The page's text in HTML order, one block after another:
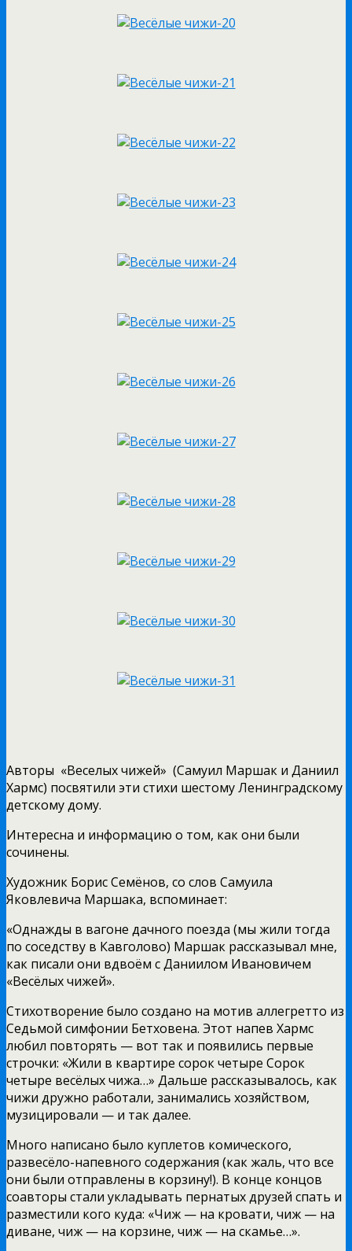
Авторы «Веселых чижей» (Самуил Маршак и Даниил
Хармс) посвятили эти стихи шестому Ленинградскому
детскому дому.
Интересна и информацию о том, как они были
сочинены.
Художник Борис Семёнов, со слов Самуила
Яковлевича Маршака, вспоминает:
«Однажды в вагоне дачного поезда (мы жили тогда
по соседству в Кавголово) Маршак рассказывал мне,
как писали они вдвоём с Даниилом Ивановичем
«Весёлых чижей».
Стихотворение было создано на мотив аллегретто из
Седьмой симфонии Бетховена. Этот напев Хармс
любил повторять — вот так и появились первые
строчки: «Жили в квартире сорок четыре Сорок
четыре весёлых чижа…» Дальше рассказывалось, как
чижи дружно работали, занимались хозяйством,
музицировали — и так далее.
Много написано было куплетов комического,
развесёло-напевного содержания (как жаль, что все
они были отправлены в корзину!). В конце концов
соавторы стали укладывать пернатых друзей спать и
разместили кого куда: «Чиж — на кровати, чиж — на
диване, чиж — на корзине, чиж — на скамье…».